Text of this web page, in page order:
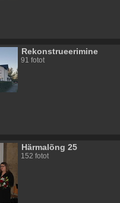
Rekonstrueerimine
91 fotot
Härmalõng 25
152 fotot